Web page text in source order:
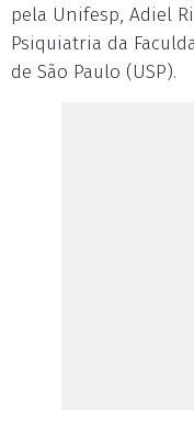
pela Unifesp, Adiel
Psiquiatria da
de São Paulo (USP).